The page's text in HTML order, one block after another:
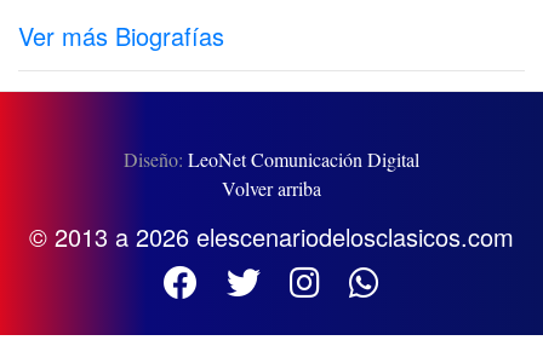
Ver más Biografías
Diseño: LeoNet Comunicación Digital
Volver arriba
© 2013 a 2026 elescenariodelosclasicos.com